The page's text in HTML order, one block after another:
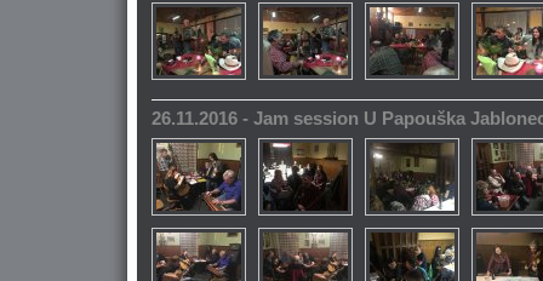
26.11.2016 - Jam session U Papouška